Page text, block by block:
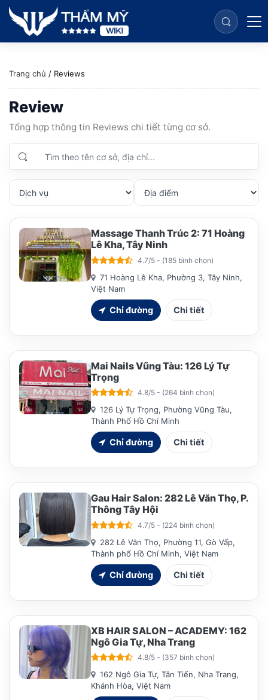
Trang chủ / Reviews
Review
Tổng hợp thông tin Reviews chi tiết từng cơ sở.
Massage Thanh Trúc 2: 71 Hoàng
Lê Kha, Tây Ninh
4.7/5 - (185 bình chọn)
71 Hoàng Lê Kha, Phường 3, Tây Ninh,
Việt Nam
Chỉ đường Chi tiết
Mai Nails Vũng Tàu: 126 Lý Tự
Trọng
4.8/5 - (264 bình chọn)
126 Lý Tự Trọng, Phường Vũng Tàu,
Thành Phố Hồ Chí Minh
Chỉ đường Chi tiết
Gau Hair Salon: 282 Lê Văn Thọ, P.
Thông Tây Hội
4.7/5 - (224 bình chọn)
282 Lê Văn Thọ, Phường 11, Gò Vấp,
Thành phố Hồ Chí Minh, Việt Nam
Chỉ đường Chi tiết
XB HAIR SALON – ACADEMY: 162
Ngô Gia Tự, Nha Trang
4.8/5 - (357 bình chọn)
162 Ngô Gia Tự, Tân Tiến, Nha Trang,
Khánh Hòa, Việt Nam